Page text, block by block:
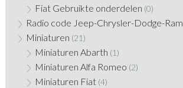
Fiat Gebruikte onderdelen (0)
Radio code Jeep-Chrysler-Dodge-Ram
Miniaturen (21)
Miniaturen Abarth (1)
Miniaturen Alfa Romeo (2)
Miniaturen Fiat (4)